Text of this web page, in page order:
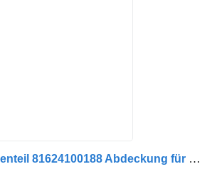
Windabweiser Innenteil 81624100188 Abdeckung für MAN TGL TGM Sattelzugmaschine